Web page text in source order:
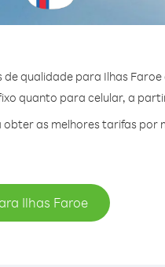
qualidade para Ilhas Faroe
quanto para celular, a
as melhores tarifas por
Ilhas Faroe